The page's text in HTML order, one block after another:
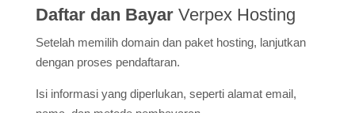
Daftar dan BayarVerpex Hosting
Setelah memilih domain dan paket hosting, lanjutkan
dengan proses pendaftaran.
Isi informasi yang diperlukan, seperti alamat email,